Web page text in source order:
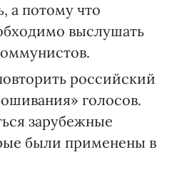
а потому что
выслушать
российский
голосов.
зарубежные
были применены в